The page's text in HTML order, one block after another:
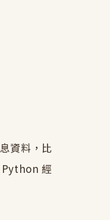
資料，比
Python 經